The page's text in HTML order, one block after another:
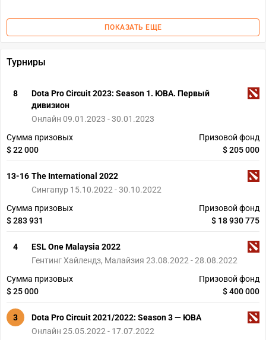
ПОКАЗАТЬ ЕЩЕ
Турниры
8
Dota Pro Circuit 2023: Season 1. ЮВА. Первый
дивизион
Онлайн 09.01.2023 - 30.01.2023
Сумма призовых
$ 22 000
Призовой фонд
$ 205 000
13-16 The International 2022
Сингапур 15.10.2022 - 30.10.2022
Сумма призовых
$ 283 931
Призовой фонд
$ 18 930 775
4
ESL One Malaysia 2022
Гентинг Хайлендз, Малайзия 23.08.2022 - 28.08.2022
Сумма призовых
$ 25 000
Призовой фонд
$ 400 000
3
Dota Pro Circuit 2021/2022: Season 3 — ЮВА
Онлайн 25.05.2022 - 17.07.2022